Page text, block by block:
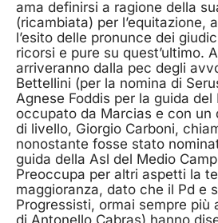
ama definirsi a ragione della
(ricambiata) per l’equitazione,
l’esito delle pronunce dei
ricorsi e pure su quest’ultimo.
arriveranno dalla pec degli
Bettellini (per la nomina di
Agnese Foddis per la guida del
occupato da Marcias e con un
di livello, Giorgio Carboni,
nonostante fosse stato
guida della Asl del Medio
Preoccupa per altri aspetti la
maggioranza, dato che il Pd e
Progressisti, ormai sempre più
di Antonello Cabras) hanno